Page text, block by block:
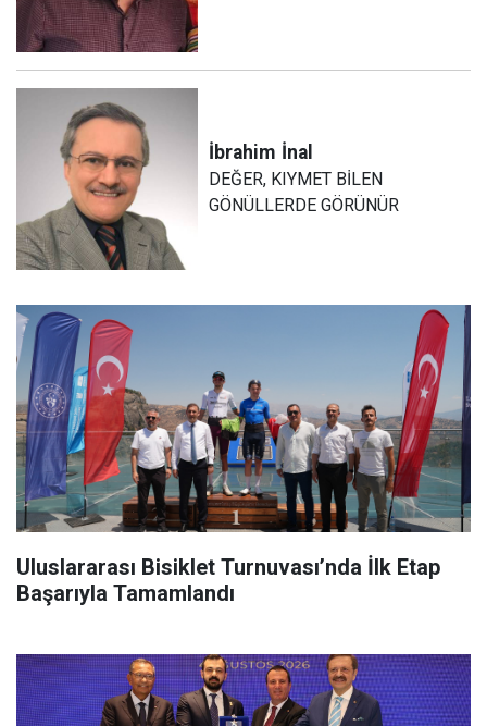
İbrahim İnal
DEĞER, KIYMET BİLEN
GÖNÜLLERDE GÖRÜNÜR
Uluslararası Bisiklet Turnuvası’nda İlk Etap
Başarıyla Tamamlandı